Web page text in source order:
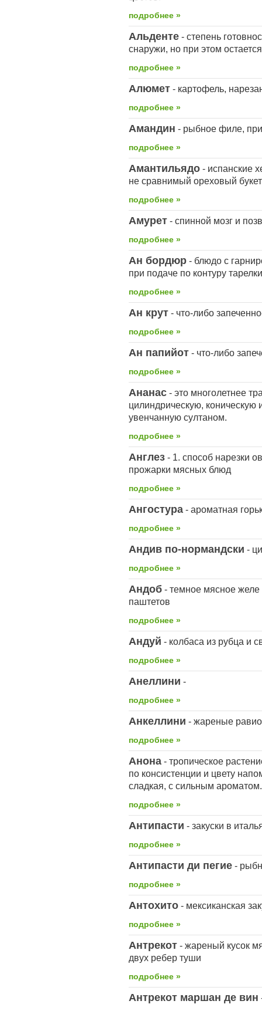
подробнее »
Альденте - степень
снаружи, но при этом
подробнее »
Алюмет - картофель,
подробнее »
Амандин - рыбное филе,
подробнее »
Амантильядо - испанские
не сравнимый ореховый
подробнее »
Амурет - спинной мозг и
подробнее »
Ан бордюр - блюдо с
при подаче по контуру
подробнее »
Ан крут - что-либо
подробнее »
Ан папийот - что-либо
подробнее »
Ананас - это многолетнее
цилиндрическую,
увенчанную султаном.
подробнее »
Англез - 1. способ нарезки
прожарки мясных блюд
подробнее »
Ангостура - ароматная
подробнее »
Андив по-нормандски -
подробнее »
Андоб - темное мясное желе
паштетов
подробнее »
Андуй - колбаса из рубца и
подробнее »
Анеллини -
подробнее »
Анкеллини - жареные
подробнее »
Анона - тропическое
по консистенции и цвету
сладкая, с сильным ароматом.
подробнее »
Антипасти - закуски в
подробнее »
Антипасти ди пегие -
подробнее »
Антохито - мексиканская
подробнее »
Антрекот - жареный кусок
двух ребер туши
подробнее »
Антрекот маршан де вин